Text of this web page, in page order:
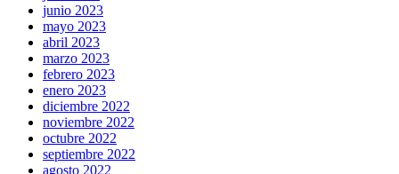
junio 2023
mayo 2023
abril 2023
marzo 2023
febrero 2023
enero 2023
diciembre 2022
noviembre 2022
octubre 2022
septiembre 2022
agosto 2022